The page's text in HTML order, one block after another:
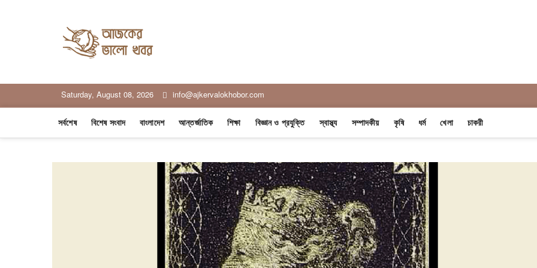
Saturday, August 08, 2026 info@ajkervalokhobor.com
সর্বশেষ বিশেষ সংবাদ বাংলাদেশ আন্তর্জাতিক শিক্ষা বিজ্ঞান ও প্রযুক্তি স্বাস্থ্য সম্পাদকীয় কৃষি ধর্ম খেলা চাকরী